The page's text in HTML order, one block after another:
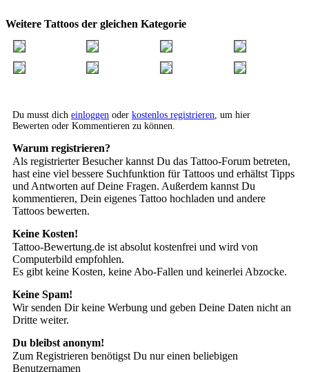
Weitere Tattoos der gleichen Kategorie
Du musst dich einloggen oder kostenlos registrieren , um hier
Bewerten oder Kommentieren zu können.
Warum registrieren?
Als registrierter Besucher kannst Du das Tattoo-Forum betreten,
hast eine viel bessere Suchfunktion für Tattoos und erhältst Tipps
und Antworten auf Deine Fragen. Außerdem kannst Du
kommentieren, Dein eigenes Tattoo hochladen und andere
Tattoos bewerten.
Keine Kosten!
Tattoo-Bewertung.de ist absolut kostenfrei und wird von
Computerbild empfohlen.
Es gibt keine Kosten, keine Abo-Fallen und keinerlei Abzocke.
Keine Spam!
Wir senden Dir keine Werbung und geben Deine Daten nicht an
Dritte weiter.
Du bleibst anonym!
Zum Registrieren benötigst Du nur einen beliebigen
Benutzernamen